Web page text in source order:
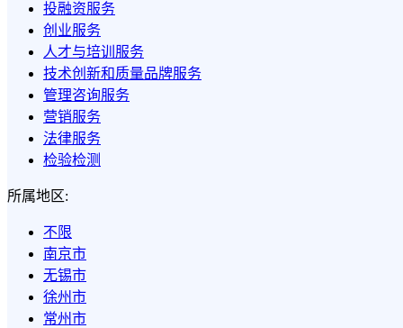
投融资服务
创业服务
人才与培训服务
技术创新和质量品牌服务
管理咨询服务
营销服务
法律服务
检验检测
所属地区:
不限
南京市
无锡市
徐州市
常州市